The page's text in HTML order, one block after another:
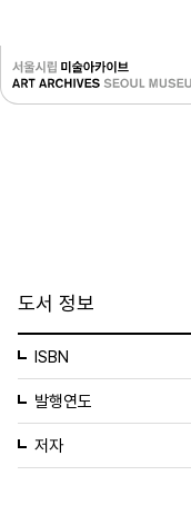
도서 정보
ISBN
발행연도
저자